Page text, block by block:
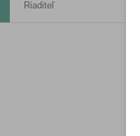
Riaditeľ